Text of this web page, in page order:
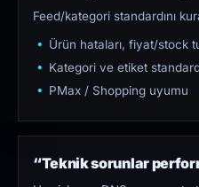
Feed/kategori standardını
Ürün hataları, fiyat/stock
Kategori ve etiket
PMax / Shopping uyumu
“Teknik sorunlar